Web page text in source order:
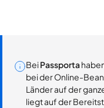
BeiPassporta
bei der Online-
Länder auf der
liegt auf der